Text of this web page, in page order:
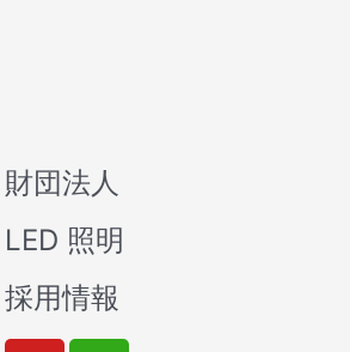
財団法人
LED 照明
採用情報